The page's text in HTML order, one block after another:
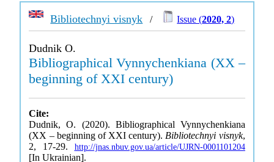
Bibliotechnyi visnyk / Issue (2020, 2)
Dudnik O.
Bibliographical Vynnychenkiana (XX –
beginning of XXI century)
Cite:
Dudnik, O. (2020). Bibliographical Vynnychenkiana
(XX – beginning of XXI century). Bibliotechnyi visnyk,
2, 17-29. http://jnas.nbuv.gov.ua/article/UJRN-0001101204
[In Ukrainian].